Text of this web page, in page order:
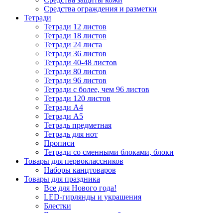
Средства ограждения и разметки
Тетради
Тетради 12 листов
Тетради 18 листов
Тетради 24 листа
Тетради 36 листов
Тетради 40-48 листов
Тетради 80 листов
Тетради 96 листов
Тетради с более, чем 96 листов
Тетради 120 листов
Тетради А4
Тетради А5
Тетрадь предметная
Тетрадь для нот
Прописи
Тетради со сменными блоками, блоки
Товары для первоклассников
Наборы канцтоваров
Товары для праздника
Все для Нового года!
LED-гирлянды и украшения
Блестки